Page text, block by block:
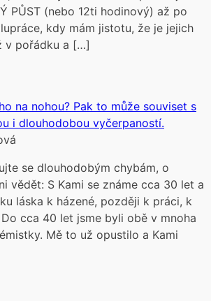
PŮST (nebo 12ti hodinový) až po
kdy mám jistotu, že je jejich
v pořádku a […]
na nohou? Pak to může souviset s
i dlouhodobou vyčerpaností.
se dlouhodobým chybám, o
vědět: S Kami se známe cca 30 let a
láska k házené, později k práci, k
cca 40 let jsme byli obě v mnoha
Mě to už opustilo a Kami